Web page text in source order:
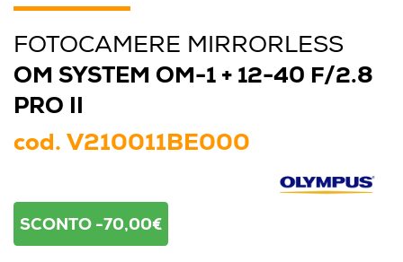
FOTOCAMERE MIRRORLESS
OM SYSTEM OM-1 + 12-40 F/2.8
PRO II
cod. V210011BE000
SCONTO -70,00€